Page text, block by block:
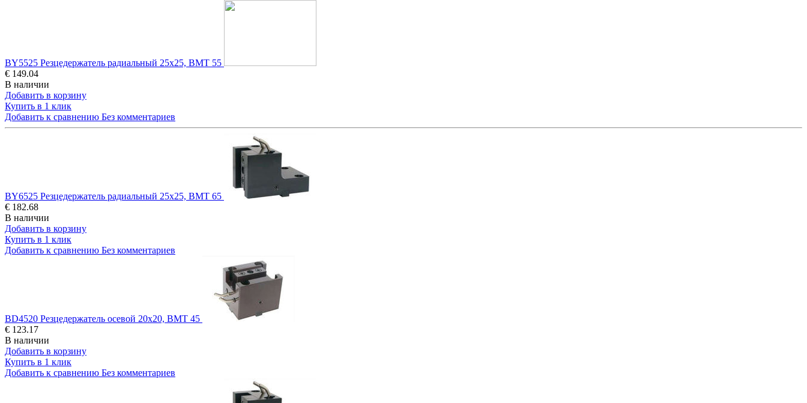
BY5525 Резцедержатель радиальный 25x25, BMT 55
€ 149.04
В наличии
Добавить в корзину
Купить в 1 клик
Добавить к сравнению Без комментариев
BY6525 Резцедержатель радиальный 25x25, BMT 65
€ 182.68
В наличии
Добавить в корзину
Купить в 1 клик
Добавить к сравнению Без комментариев
BD4520 Резцедержатель осевой 20x20, BMT 45
€ 123.17
В наличии
Добавить в корзину
Купить в 1 клик
Добавить к сравнению Без комментариев